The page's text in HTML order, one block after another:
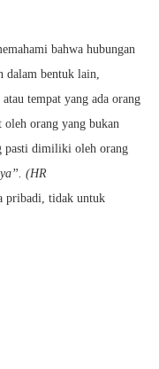
bahwa hubungan
dalam bentuk lain,
tempat yang ada orang
orang yang bukan
pasti dimiliki oleh orang
(HR
pribadi, tidak untuk